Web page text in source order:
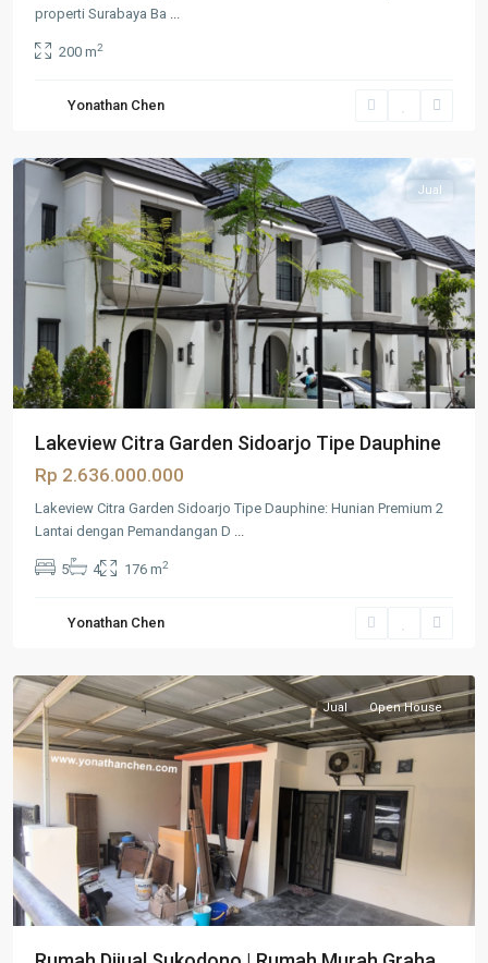
properti Surabaya Ba ...
200 m2
Yonathan Chen
Citra
Sidoarjo,
Jual
Lakeview Citra Garden Sidoarjo Tipe Dauphine
Rp 2.636.000.000
Lakeview Citra Garden Sidoarjo Tipe Dauphine: Hunian Premium 2
Lantai dengan Pemandangan D ...
5 4 176 m2
Yonathan Chen
Jual Open House